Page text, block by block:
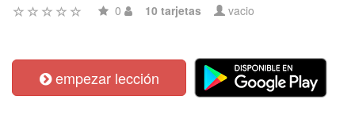
0 10 tarjetas vacio
empezar lección